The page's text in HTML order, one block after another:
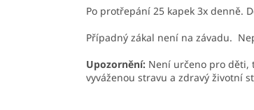
Po protřepání 25 kapek 3x denně.
Případný zákal není na závadu.
Upozornění: Není určeno pro děti,
vyváženou stravu a zdravý životní